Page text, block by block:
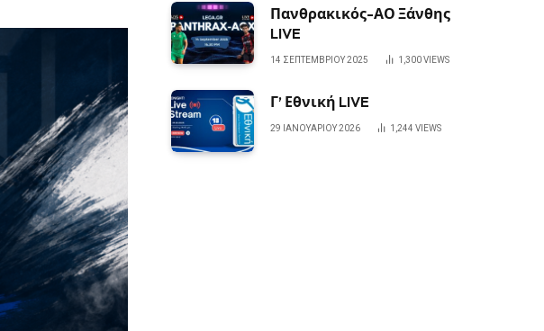
Πανθρακικός-ΑΟ Ξάνθης
LIVE
14 ΣΕΠΤΕΜΒΡΊΟΥ 2025 1,300VIEWS
Γ’ Εθνική LIVE
29 ΙΑΝΟΥΑΡΊΟΥ 2026 1,244 VIEWS